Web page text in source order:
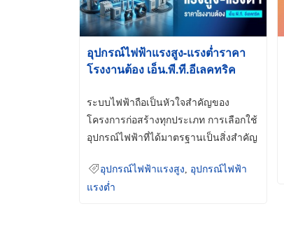
อุปกรณ์ไฟฟ้าแรงสูง-แรงต่ำราคา
โรงงานต้อง เอ็น.พี.ที.อีเลคทริค
ระบบไฟฟ้าถือเป็นหัวใจสำคัญของ
โครงการก่อสร้างทุกประเภท การเลือกใช้
อุปกรณ์ไฟฟ้าที่ได้มาตรฐานเป็นสิ่งสำคัญ
อุปกรณ์ไฟฟ้าแรงสูง
อุปกรณ์ไฟฟ้า
แรงต่ำ